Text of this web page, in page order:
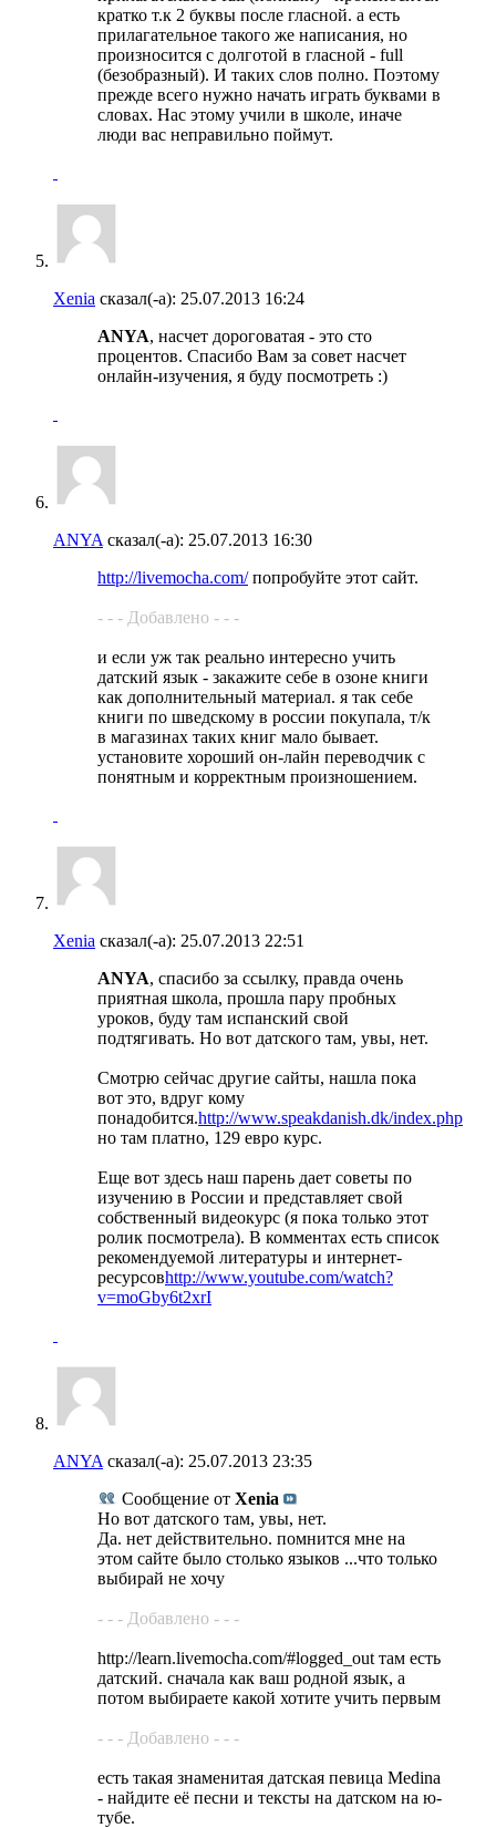
кратко т.к 2 буквы после гласной. а есть
прилагательное такого же написания, но
произносится с долготой в гласной - full
(безобразный). И таких слов полно. Поэтому
прежде всего нужно начать играть буквами в
словах. Нас этому учили в школе, иначе
люди вас неправильно поймут.
Xenia сказал(-а): 25.07.2013 16:24
ANYA, насчет дороговатая - это сто
процентов. Спасибо Вам за совет насчет
онлайн-изучения, я буду посмотреть :)
ANYA сказал(-а): 25.07.2013 16:30
http://livemocha.com/попробуйте этот сайт.
- - - Добавлено - - -
и если уж так реально интересно учить
датский язык - закажите себе в озоне книги
как дополнительный материал. я так себе
книги по шведскому в россии покупала, т/к
в магазинах таких книг мало бывает.
установите хороший он-лайн переводчик с
понятным и корректным произношением.
Xenia сказал(-а): 25.07.2013 22:51
ANYA, спасибо за ссылку, правда очень
приятная школа, прошла пару пробных
уроков, буду там испанский свой
подтягивать. Но вот датского там, увы, нет.
Смотрю сейчас другие сайты, нашла пока
вот это, вдруг кому
понадобится.http://www.speakdanish.dk/index.php
но там платно, 129 евро курс.
Еще вот здесь наш парень дает советы по
изучению в России и представляет свой
собственный видеокурс (я пока только этот
ролик посмотрела). В комментах есть список
рекомендуемой литературы и интернет-
ресурсовhttp://www.youtube.com/watch?
v=moGby6t2xrI
ANYA сказал(-а): 25.07.2013 23:35
Сообщение от Xenia
Но вот датского там, увы, нет.
Да. нет действительно. помнится мне на
этом сайте было столько языков ...что только
выбирай не хочу
- - - Добавлено - - -
http://learn.livemocha.com/#logged_out там есть
датский. сначала как ваш родной язык, а
потом выбираете какой хотите учить первым
- - - Добавлено - - -
есть такая знаменитая датская певица Medina
- найдите её песни и тексты на датском на ю-
тубе.